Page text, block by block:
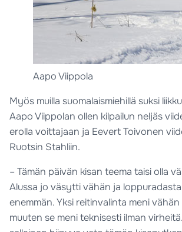
Aapo Viippola
Myös muilla suomalaismiehillä suksi
Aapo Viippolan ollen kilpailun neljäs
erolla voittajaan ja Eevert Toivonen
Ruotsin Stahliin.
– Tämän päivän kisan teema taisi olla
Alussa jo väsytti vähän ja
enemmän. Yksi reitinvalinta meni
muuten se meni teknisesti ilman